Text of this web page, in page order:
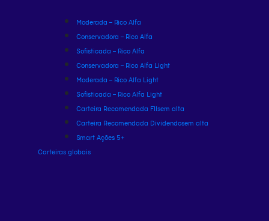
Moderada – Rico Alfa
Conservadora – Rico Alfa
Sofisticada – Rico Alfa
Conservadora – Rico Alfa Light
Moderada – Rico Alfa Light
Sofisticada – Rico Alfa Light
Carteira Recomendada FIIsem alta
Carteira Recomendada Dividendosem alta
Smart Ações 5+
Carteiras globais